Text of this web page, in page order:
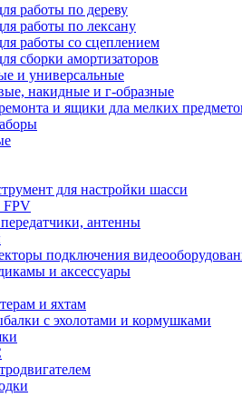
работы по дереву
работы по лексану
работы со сцеплением
сборки амортизаторов
и универсальные
накидные и г-образные
и ящики дла мелких
для настройки шасси
FPV
антенны
подключения
и аксессуары
и яхтам
с эхолотами и кормушками